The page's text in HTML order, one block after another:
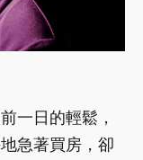
一日的輕鬆，
急著買房，卻